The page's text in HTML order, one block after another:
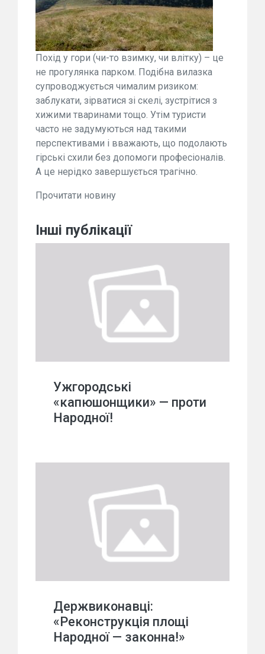
Похід у гори (чи-то взимку, чи влітку) – це
не прогулянка парком. Подібна вилазка
супроводжується чималим ризиком:
заблукати, зірватися зі скелі, зустрітися з
хижими тваринами тощо. Утім туристи
часто не задумуються над такими
перспективами і вважають, що подолають
гірські схили без допомоги професіоналів.
А це нерідко завершується трагічно.
Прочитати новину
Інші публікації
Ужгородські
«капюшонщики» — проти
Народної!
Держвиконавці:
«Реконструкція площі
Народної — законна!»